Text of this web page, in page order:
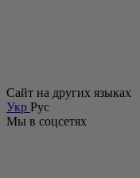
Сайт на других языках
Укр Рус
Мы в соцсетях